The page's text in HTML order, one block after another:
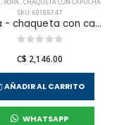
SKU: 691857 47
puma - chaqueta con capucha ess elevated comfort tr para mujer
C$ 2,146.00
AÑADIR AL CARRITO
WHATSAPP